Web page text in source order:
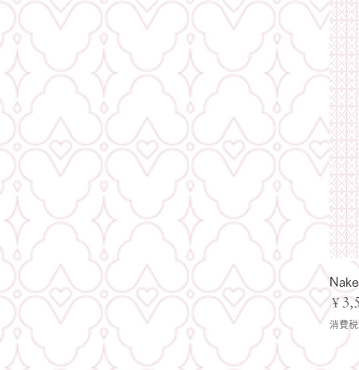
価格
￥
消費